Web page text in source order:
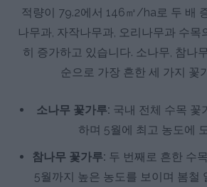
적량이 79.2에서 146㎥/ha로 두 배
나무과, 자작나무과, 오리나무과 수목
히 증가하고 있습니다. 소나무, 참나
순으로 가장 흔한 세 가지 꽃
소나무 꽃가루: 국내 전체 수목 꽃
하며 5월에 최고 농도에
참나무 꽃가루: 두 번째로 흔한 수
5월까지 높은 농도를 보이며 봄철